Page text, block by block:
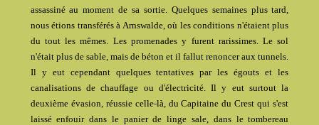
assassiné au moment de sa sortie. Quelques semaines plus tard,
nous étions transférés à Arnswalde, où les conditions n'étaient plus
du tout les mêmes. Les promenades y furent rarissimes. Le sol
n'était plus de sable, mais de béton et il fallut renoncer aux tunnels.
Il y eut cependant quelques tentatives par les égouts et les
canalisations de chauffage ou d'électricité. Il y eut surtout la
deuxième évasion, réussie celle-là, du Capitaine du Crest qui s'est
laissé enfouir dans le panier de linge sale, dans le tombereau